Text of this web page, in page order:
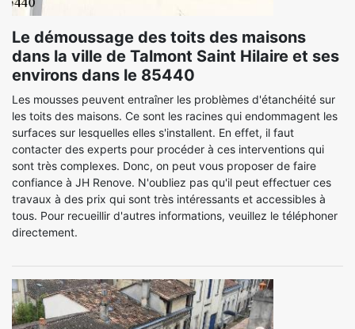
Le démoussage des toits des maisons
dans la ville de Talmont Saint Hilaire et ses
environs dans le 85440
Les mousses peuvent entraîner les problèmes d'étanchéité sur
les toits des maisons. Ce sont les racines qui endommagent les
surfaces sur lesquelles elles s'installent. En effet, il faut
contacter des experts pour procéder à ces interventions qui
sont très complexes. Donc, on peut vous proposer de faire
confiance à JH Renove. N'oubliez pas qu'il peut effectuer ces
travaux à des prix qui sont très intéressants et accessibles à
tous. Pour recueillir d'autres informations, veuillez le téléphoner
directement.